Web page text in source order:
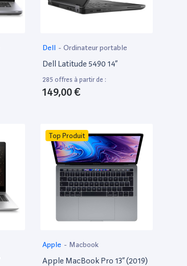
Dell - Ordinateur portable
Dell Latitude 5490 14”
285 offres à partir de :
149,00 €
Top Produit
Apple - Macbook
Apple MacBook Pro 13” (2019)